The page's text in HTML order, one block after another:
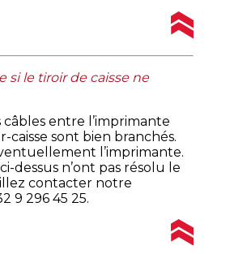
si le tiroir de caisse ne
câbles entre l’imprimante
caisse sont bien branchés.
l’imprimante.
dessus n’ont pas résolu le
contacter notre
9 296 45 25.